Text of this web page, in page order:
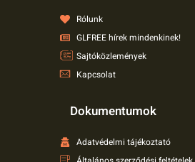
Rólunk
GLFREE hírek mindenkinek!
Sajtóközlemények
Kapcsolat
Dokumentumok
Adatvédelmi tájékoztató